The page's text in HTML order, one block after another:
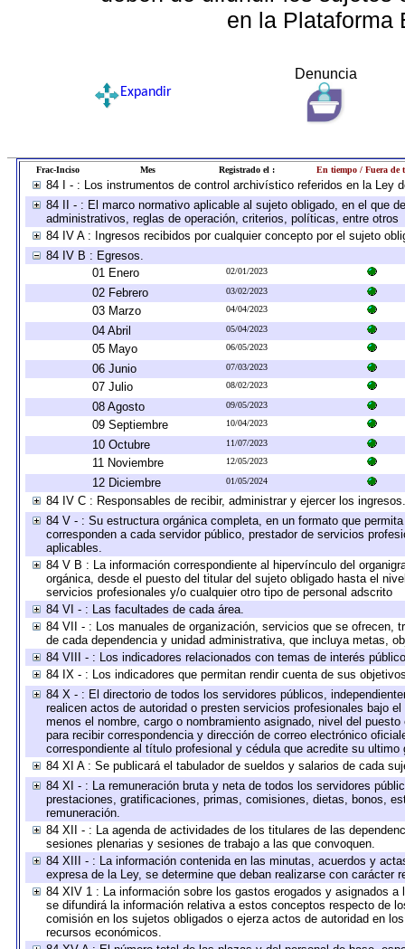
en la Plataforma
Denuncia
Expandir
Frac-Inciso Mes Registrado el : En tiempo / Fuera de
84 I - : Los instrumentos de control archivístico referidos en la Ley
84 II - : El marco normativo aplicable al sujeto obligado, en el que
administrativos, reglas de operación, criterios, políticas, entre otros
84 IV A : Ingresos recibidos por cualquier concepto por el sujeto
84 IV B : Egresos.
01 Enero
02/01/2023
02 Febrero 03/02/2023
03 Marzo 04/04/2023
04 Abril 05/04/2023
05 Mayo 06/05/2023
06 Junio 07/03/2023
07 Julio 08/02/2023
08 Agosto 09/05/2023
09 Septiembre 10/04/2023
10 Octubre 11/07/2023
11 Noviembre 12/05/2023
12 Diciembre 01/05/2024
84 IV C : Responsables de recibir, administrar y ejercer los ingresos.
84 V - : Su estructura orgánica completa, en un formato que
corresponden a cada servidor público, prestador de servicios
aplicables.
84 V B : La información correspondiente al hipervínculo del
orgánica, desde el puesto del titular del sujeto obligado hasta el
servicios profesionales y/o cualquier otro tipo de personal adscrito
84 VI - : Las facultades de cada área.
84 VII - : Los manuales de organización, servicios que se
de cada dependencia y unidad administrativa, que incluya metas,
84 VIII - : Los indicadores relacionados con temas de interés
84 IX - : Los indicadores que permitan rendir cuenta de sus
84 X - : El directorio de todos los servidores públicos,
realicen actos de autoridad o presten servicios profesionales bajo
menos el nombre, cargo o nombramiento asignado, nivel del
para recibir correspondencia y dirección de correo electrónico
correspondiente al título profesional y cédula que acredite su ultimo
84 XI A : Se publicará el tabulador de sueldos y salarios de cada
84 XI - : La remuneración bruta y neta de todos los servidores
prestaciones, gratificaciones, primas, comisiones, dietas, bonos,
remuneración.
84 XII - : La agenda de actividades de los titulares de las
sesiones plenarias y sesiones de trabajo a las que convoquen.
84 XIII - : La información contenida en las minutas, acuerdos y
expresa de la Ley, se determine que deban realizarse con carácter
84 XIV 1 : La información sobre los gastos erogados y asignados
se difundirá la información relativa a estos conceptos respecto de
comisión en los sujetos obligados o ejerza actos de autoridad en
recursos económicos.